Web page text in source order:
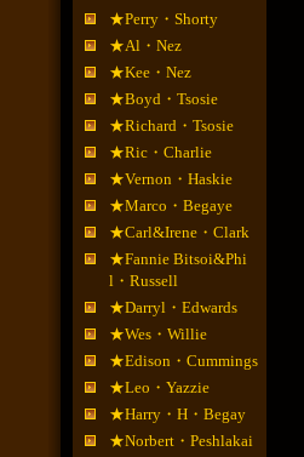
★Perry・Shorty
★Al・Nez
★Kee・Nez
★Boyd・Tsosie
★Richard・Tsosie
★Ric・Charlie
★Vernon・Haskie
★Marco・Begaye
★Carl&Irene・Clark
★Fannie Bitsoi&Phi
l・Russell
★Darryl・Edwards
★Wes・Willie
★Edison・Cummings
★Leo・Yazzie
★Harry・H・Begay
★Norbert・Peshlakai